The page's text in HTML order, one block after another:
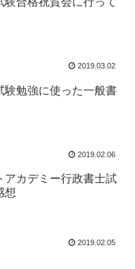
2019.03.02
験勉強に使った一般書
2019.02.06
アカデミー行政書士試
想
2019.02.05